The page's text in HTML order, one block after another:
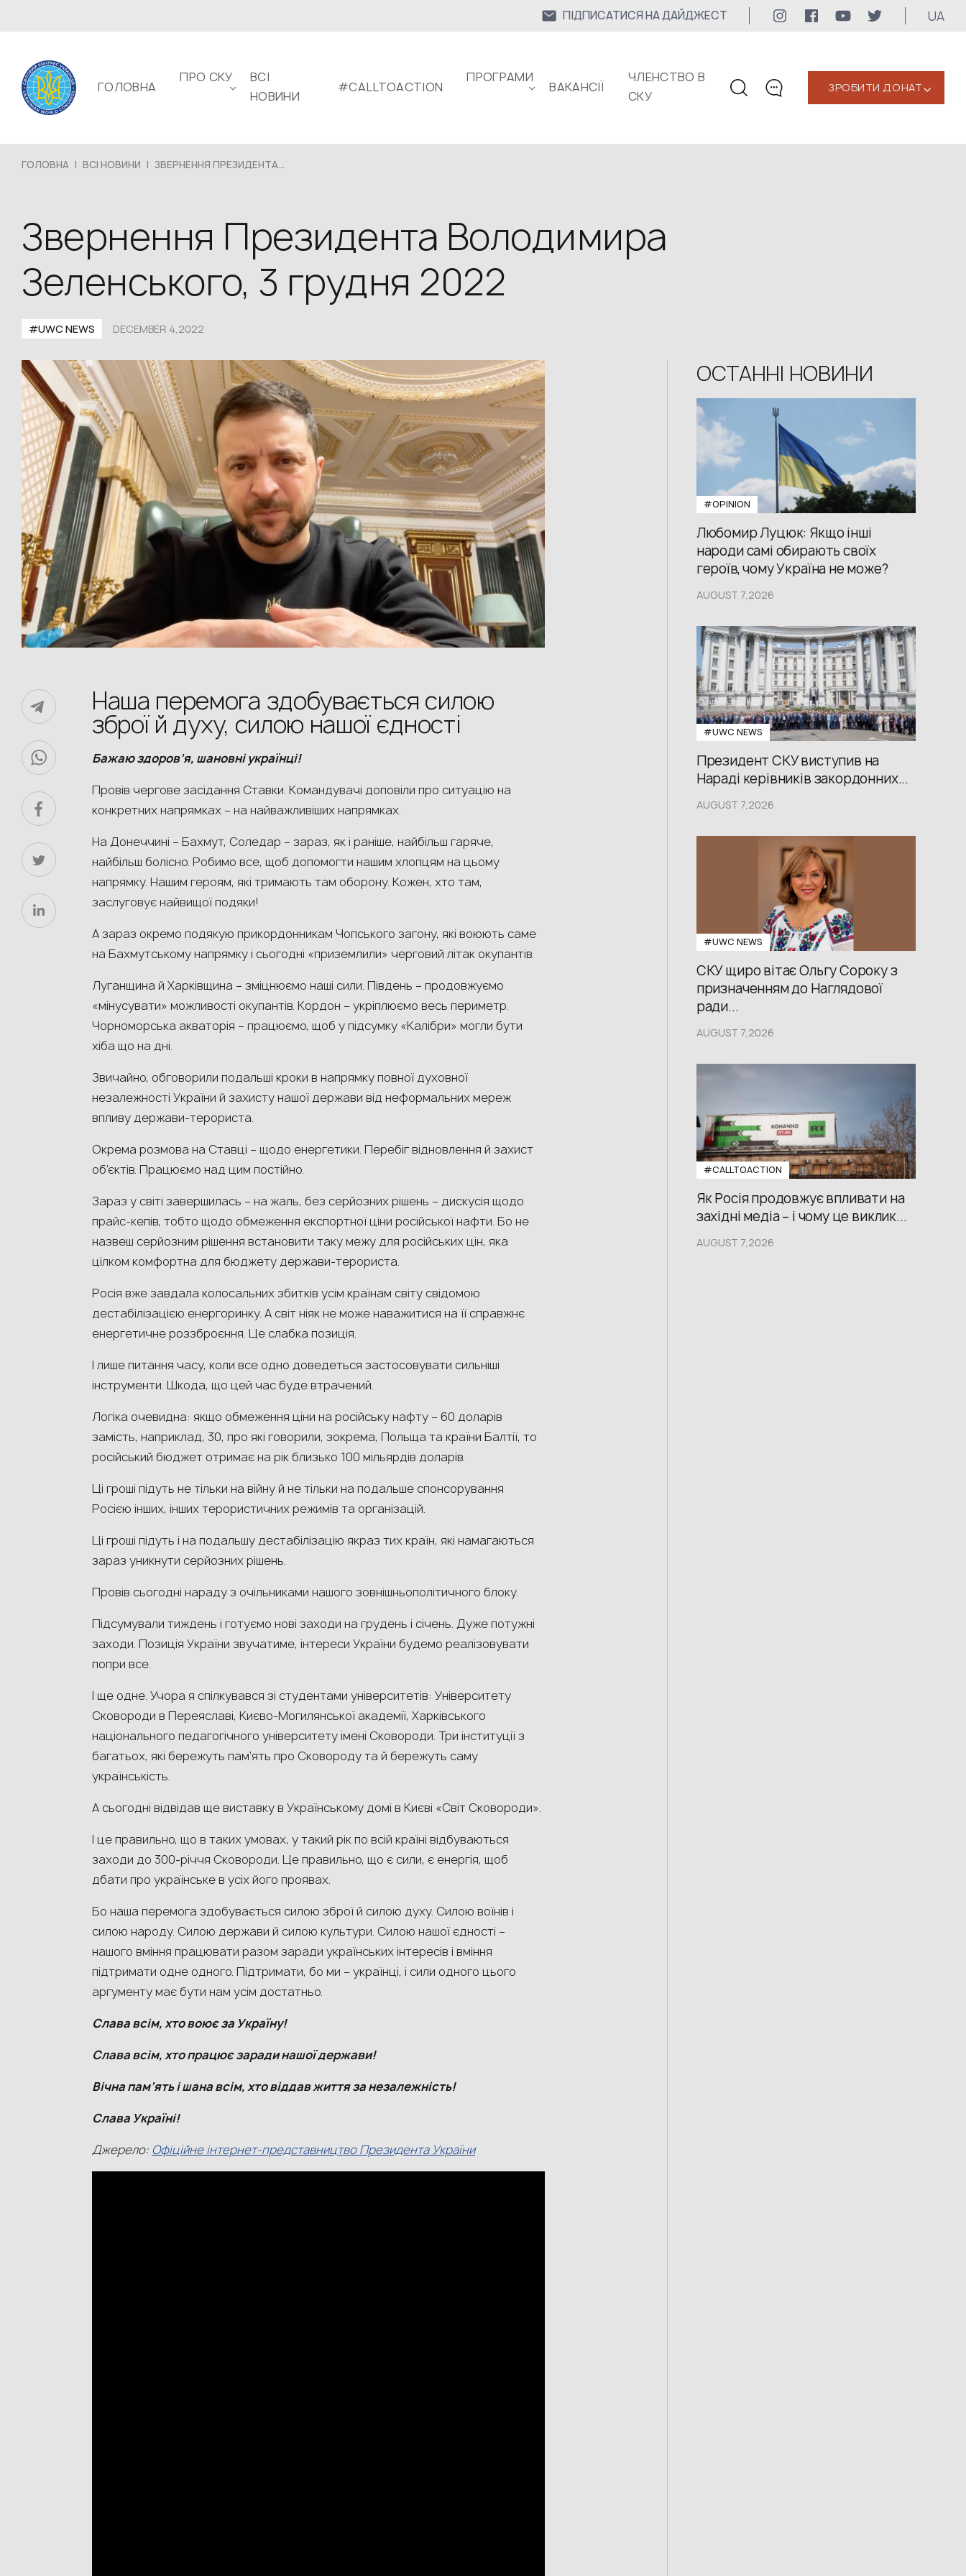
ПІДПИСАТИСЯ НА ДАЙДЖЕСТ UA
ГОЛОВНА
ПРО СКУ
ВСІ
НОВИНИ
#CALLTOACTION
ПРОГРАМИ
ВАКАНСІЇ
ЧЛЕНСТВО В
СКУ
КОНТАКТИ
ЗРОБИТИ ДОНАТ‹
ГОЛОВНА | ВСІ НОВИНИ | ЗВЕРНЕННЯ ПРЕЗИДЕНТА...
Звернення Президента Володимира
Зеленського, 3 грудня 2022
#UWС NEWS DECEMBER 4,2022
Наша перемога здобувається силою
зброї й духу, силою нашої єдності
Бажаю здоров’я, шановні українці!
Провів чергове засідання Ставки. Командувачі доповіли про ситуацію на
конкретних напрямках – на найважливіших напрямках.
На Донеччині – Бахмут, Соледар – зараз, як і раніше, найбільш гаряче,
найбільш болісно. Робимо все, щоб допомогти нашим хлопцям на цьому
напрямку. Нашим героям, які тримають там оборону. Кожен, хто там,
заслуговує найвищої подяки!
А зараз окремо подякую прикордонникам Чопського загону, які воюють саме
на Бахмутському напрямку і сьогодні «приземлили» черговий літак окупантів.
Луганщина й Харківщина – зміцнюємо наші сили. Південь – продовжуємо
«мінусувати» можливості окупантів. Кордон – укріплюємо весь периметр.
Чорноморська акваторія – працюємо, щоб у підсумку «Калібри» могли бути
хіба що на дні.
Звичайно, обговорили подальші кроки в напрямку повної духовної
незалежності України й захисту нашої держави від неформальних мереж
впливу держави-терориста.
Окрема розмова на Ставці – щодо енергетики. Перебіг відновлення й захист
об’єктів. Працюємо над цим постійно.
Зараз у світі завершилась – на жаль, без серйозних рішень – дискусія щодо
прайс-кепів, тобто щодо обмеження експортної ціни російської нафти. Бо не
назвеш серйозним рішення встановити таку межу для російських цін, яка
цілком комфортна для бюджету держави-терориста.
Росія вже завдала колосальних збитків усім країнам світу свідомою
дестабілізацією енергоринку. А світ ніяк не може наважитися на її справжнє
енергетичне роззброєння. Це слабка позиція.
І лише питання часу, коли все одно доведеться застосовувати сильніші
інструменти. Шкода, що цей час буде втрачений.
Логіка очевидна: якщо обмеження ціни на російську нафту – 60 доларів
замість, наприклад, 30, про які говорили, зокрема, Польща та країни Балтії, то
російський бюджет отримає на рік близько 100 мільярдів доларів.
Ці гроші підуть не тільки на війну й не тільки на подальше спонсорування
Росією інших, інших терористичних режимів та організацій.
Ці гроші підуть і на подальшу дестабілізацію якраз тих країн, які намагаються
зараз уникнути серйозних рішень.
Провів сьогодні нараду з очільниками нашого зовнішньополітичного блоку.
Підсумували тиждень і готуємо нові заходи на грудень і січень. Дуже потужні
заходи. Позиція України звучатиме, інтереси України будемо реалізовувати
попри все.
І ще одне. Учора я спілкувався зі студентами університетів: Університету
Сковороди в Переяславі, Києво-Могилянської академії, Харківського
національного педагогічного університету імені Сковороди. Три інституції з
багатьох, які бережуть пам’ять про Сковороду та й бережуть саму
українськість.
А сьогодні відвідав ще виставку в Українському домі в Києві «Світ Сковороди».
І це правильно, що в таких умовах, у такий рік по всій країні відбуваються
заходи до 300-річчя Сковороди. Це правильно, що є сили, є енергія, щоб
дбати про українське в усіх його проявах.
Бо наша перемога здобувається силою зброї й силою духу. Силою воїнів і
силою народу. Силою держави й силою культури. Силою нашої єдності –
нашого вміння працювати разом заради українських інтересів і вміння
підтримати одне одного. Підтримати, бо ми – українці, і сили одного цього
аргументу має бути нам усім достатньо.
Слава всім, хто воює за Україну!
Слава всім, хто працює заради нашої держави!
Вічна пам’ять і шана всім, хто віддав життя за незалежність!
Слава Україні!
Джерело: Офіційне інтернет-представництво Президента України
ОСТАННІ НОВИНИ
#OPINION
Любомир Луцюк: Якщо інші
народи самі обирають своїх
героїв, чому Україна не може?
AUGUST 7,2026
#UWС NEWS
Президент СКУ виступив на
Нараді керівників закордонних...
AUGUST 7,2026
#UWС NEWS
СКУ щиро вітає Ольгу Сороку з
призначенням до Наглядової
ради...
AUGUST 7,2026
#CALLTOACTION
Як Росія продовжує впливати на
західні медіа – і чому це виклик...
AUGUST 7,2026